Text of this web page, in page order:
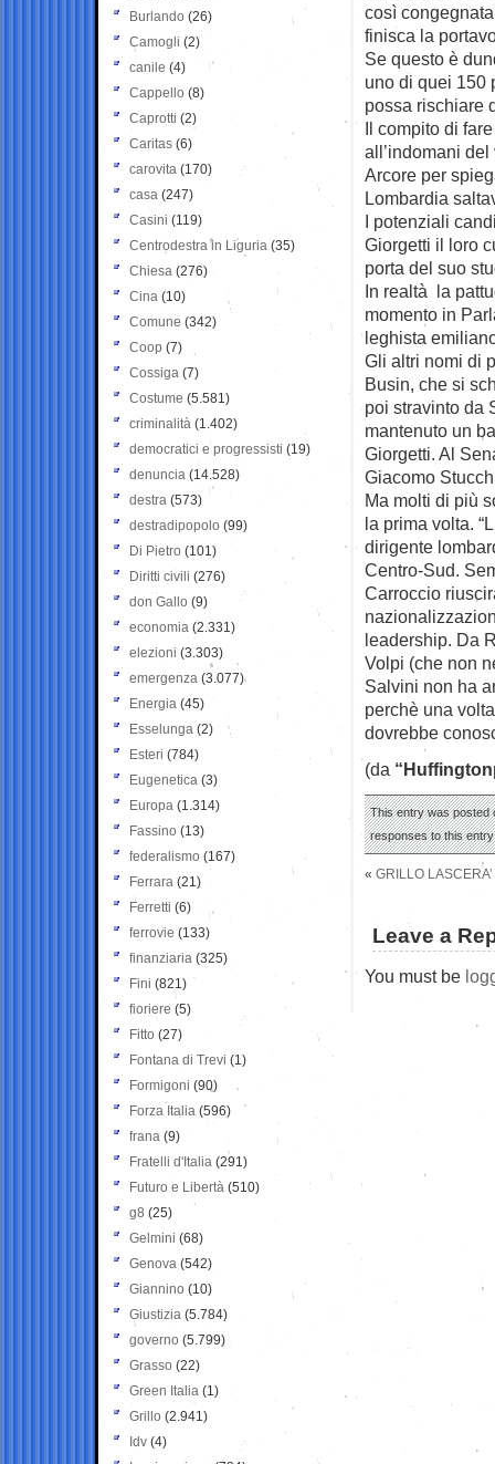
così
finisca la
Se questo è
uno di quei 150
possa rischiare
Il compito di
all’indomani
Arcore per
Lombardia
I potenziali
Giorgetti il loro
porta del suo
In realtà la
momento in
leghista
Gli altri nomi di
Busin, che si
poi stravinto da
mantenuto un
Giorgetti. Al
Giacomo
Ma molti di più
la prima volta.
dirigente
Centro-Sud.
Carroccio
leadership. Da
Volpi (che non
Salvini non ha
perchè una
dovrebbe
(da
This entry was posted
responses to this
« GRILLO
Leave a
You must be
Burlando (26)
Camogli (2)
canile (4)
Cappello (8)
Caprotti (2)
Caritas (6)
carovita (170)
casa (247)
Casini (119)
Centrodestra in Liguria (35)
Chiesa (276)
Cina (10)
Comune (342)
Coop (7)
Cossiga (7)
Costume (5.581)
criminalità (1.402)
democratici e progressisti (19)
denuncia (14.528)
destra (573)
destradipopolo (99)
Di Pietro (101)
Diritti civili (276)
don Gallo (9)
economia (2.331)
elezioni (3.303)
emergenza (3.077)
Energia (45)
Esselunga (2)
Esteri (784)
Eugenetica (3)
Europa (1.314)
Fassino (13)
federalismo (167)
Ferrara (21)
Ferretti (6)
ferrovie (133)
finanziaria (325)
Fini (821)
fioriere (5)
Fitto (27)
Fontana di Trevi (1)
Formigoni (90)
Forza Italia (596)
frana (9)
Fratelli d'Italia (291)
Futuro e Libertà (510)
g8 (25)
Gelmini (68)
Genova (542)
Giannino (10)
Giustizia (5.784)
governo (5.799)
Grasso (22)
Green Italia (1)
Grillo (2.941)
Idv (4)